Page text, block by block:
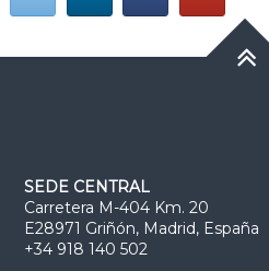
SEDE CENTRAL
Carretera M-404 Km. 20
E28971 Griñón, Madrid, España
+34 918 140 502